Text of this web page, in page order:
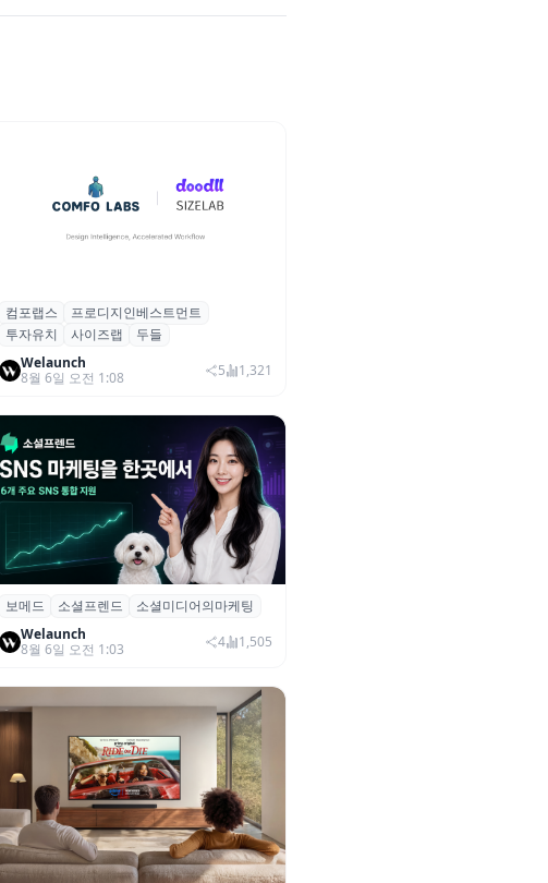
컴포랩스, 프로디지인베스트먼트로부터
시드 투자 유치
컴포랩스
프로디지인베스트먼트
투자유치
사이즈랩
두들
Welaunch
8월 6일 오전 1:08
5 1,321
보메드 ‘소셜프렌드’, 유튜브·인스타 등 6
개 SNS 마케팅 통합 지원
보메드 소셜프렌드
소셜미디어의마케팅
Welaunch
8월 6일 오전 1:03
4 1,505